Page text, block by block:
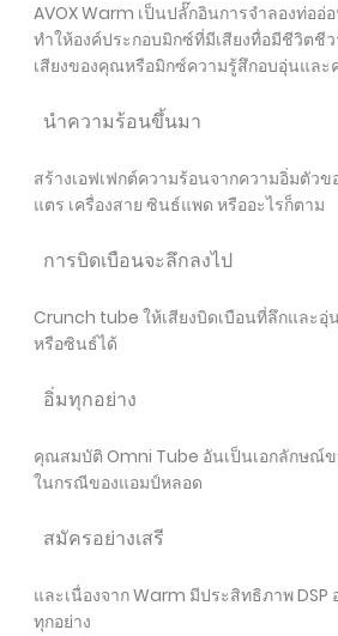
AVOX Warm เป็นปลั๊กอินการจำลองท่อ
ทำให้องค์ประกอบมิกซ์ที่มีเสียงทื่อมีชีวิตชี
เสียงของคุณหรือมิกซ์ความรู้สึกอบอุ่นและ
นำความร้อนขึ้นมา
สร้างเอฟเฟกต์ความร้อนจากความอิ่มตัว
แตร เครื่องสาย ซินธ์แพด หรืออะไรก็ตาม
การบิดเบือนจะลึกลงไป
Crunch​ ​tube​ ให้​เสียง​บิดเบือน​ที่​ลึก​และ​อุ่
หรือซินธ์ได้
อิ่มทุกอย่าง
คุณสมบัติ Omni Tube อันเป็นเอกลักษณ์
ในกรณีของแอมป์หลอด
สมัครอย่างเสรี
และเนื่องจาก Warm มีประสิทธิภาพ
ทุกอย่าง